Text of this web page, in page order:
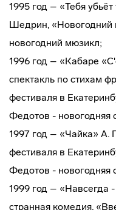
1995 год – «Тебя
Шедрин, «Новогодний
новогодний мюзикл;
1996 год – «Кабаре
спектакль по стихам
фестиваля в
Федотов - новогодняя
1997 год – «Чайка» А.
фестиваля в
Федотов - новогодняя
1999 год – «Навсегда
странная комедия,